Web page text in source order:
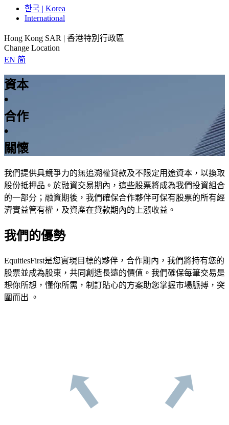
한국 | Korea
International
Hong Kong SAR | 香港特別行政區
Change Location
EN 简
資本
•
合作
•
關懷
我們提供具競爭力的無追溯權貸款及不限定用途資本，以換取
股份抵押品。於融資交易期內，這些股票將成為我們投資組合
的一部分；融資期後，我們確保合作夥伴可保有股票的所有經
濟實益管有權，及資產在貸款期內的上漲收益。
我們的優勢
EquitiesFirst是您實現目標的夥伴，合作期內，我們將持有您的
股票並成為股東，共同創造長遠的價值。我們確保每筆交易是
想你所想，懂你所需，制訂貼心的方案助您掌握市場脈搏，突
圍而出 。